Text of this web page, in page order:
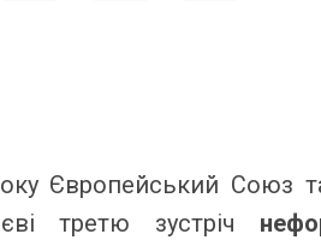
Європейський Союз
третю зустріч